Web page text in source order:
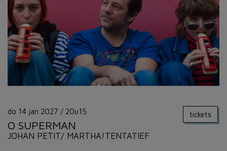
do 14 jan 2027 / 20u15 tickets
O SUPERMAN
JOHAN PETIT/ MARTHA!TENTATIEF